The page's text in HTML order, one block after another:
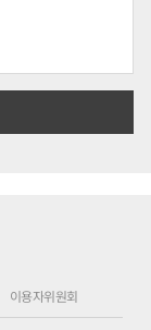
이용자위원회